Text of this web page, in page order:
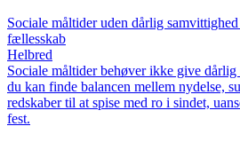
Sociale måltider uden dårlig
fællesskab
Helbred
Sociale måltider behøver ikke give
du kan finde balancen mellem nydelse,
redskaber til at spise med ro i sindet,
fest.